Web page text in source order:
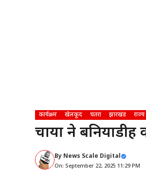
कार्यक्रम खेलकूद चतरा झारखंड राज्य
चाया ने बनियाडीह
By News Scale Digital
On: September 22, 2025 11:29 PM